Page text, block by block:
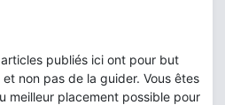
publiés ici ont pour but
non pas de la guider. Vous êtes
meilleur placement possible pour